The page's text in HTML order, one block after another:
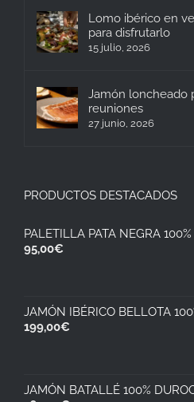
Lomo ibérico en
para disfrutarlo
15 julio, 2026
Jamón loncheado
reuniones
27 junio, 2026
PRODUCTOS DESTACADOS
PALETILLA PATA NEGRA
95,00€
JAMÓN IBÉRICO BELLOTA
199,00€
JAMÓN BATALLÉ 100%